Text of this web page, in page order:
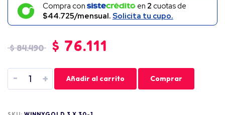
Compra con en 2 cuotas de
$44.725/mensual. Solicita tu cupo.
$84.490 $ 76.111
- + Añadir al carrito Comprar